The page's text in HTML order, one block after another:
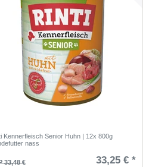
Kennerfleisch Senior Huhn | 12x 800g
nass
33,48 € 33,25 € *